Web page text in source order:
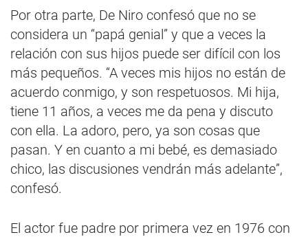
Por otra parte, De Niro confesó que no se
considera un “papá genial” y que a veces la
relación con sus hijos puede ser difícil con los
más pequeños. “A veces mis hijos no están de
acuerdo conmigo, y son respetuosos. Mi hija,
tiene 11 años, a veces me da pena y discuto
con ella. La adoro, pero, ya son cosas que
pasan. Y en cuanto a mi bebé, es demasiado
chico, las discusiones vendrán más adelante”,
confesó.
El actor fue padre por primera vez en 1976 con